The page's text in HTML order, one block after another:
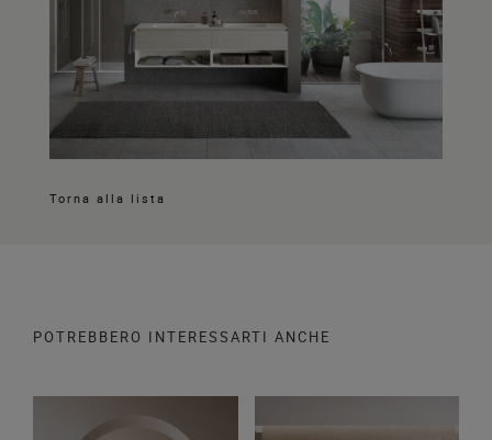
Torna alla lista
POTREBBERO INTERESSARTI ANCHE